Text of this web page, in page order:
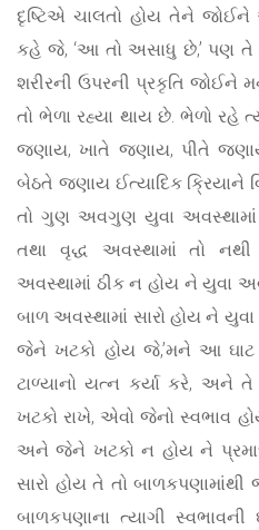
દૃષ્ટિએ ચાલતો હોય તેને
કહે જે, ‘આ તો અસાધુ છે,’ પણ તે
શરીરની ઉપરની પ્રકૃતિ જોઈને
તો ભેળા રહ્યા થાય છે. ભેળો રહે
જણાય, ખાતે જણાય, પીતે
બેઠતે જણાય ઈત્યાદિક ક્રિયાને
તો ગુણ અવગુણ યુવા
તથા વૃદ્ધ અવસ્થામાં તો
અવસ્થામાં ઠીક ન હોય ને યુવા
બાળ અવસ્થામાં સારો હોય ને
જેને ખટકો હોય જે,’મને આ ઘાટ
ટાળ્યાનો યત્ન કર્યા કરે, અને
ખટકો રાખે, એવો જેનો સ્વભાવ
અને જેને ખટકો ન હોય ને
સારો હોય તે તો
બાળકપણાના ત્યાગી સ્વભાવની